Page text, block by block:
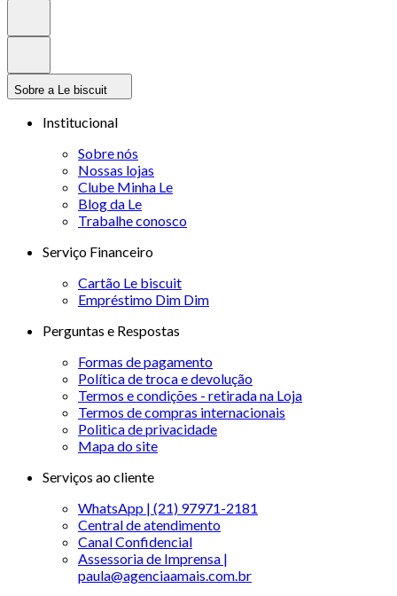
Sobre a Le biscuit
Institucional
Sobre nós
Nossas lojas
Clube Minha Le
Blog da Le
Trabalhe conosco
Serviço Financeiro
Cartão Le biscuit
Empréstimo Dim Dim
Perguntas e Respostas
Formas de pagamento
Política de troca e devolução
Termos e condições - retirada na Loja
Termos de compras internacionais
Politica de privacidade
Mapa do site
Serviços ao cliente
WhatsApp | (21) 97971-2181
Central de atendimento
Canal Confidencial
Assessoria de Imprensa |
paula@agenciaamais.com.br